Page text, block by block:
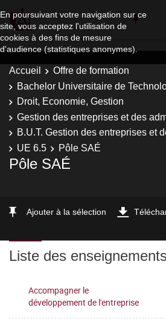
En poursuivant votre navigation sur ce
site, vous acceptez l'utilisation de
cookies à des fins de mesure
d'audience (statistiques anonymes).
Accueil
Offre de formation
Bachelor Universitaire de
Droit, Economie, Gestion
Gestion des entreprises et des
B.U.T. Gestion des entreprises et
UE 6.5
Pôle SAÉ
Pôle SAÉ
Ajouter à la sélection
Liste des enseignements
Accompagner le
développement de l'entreprise